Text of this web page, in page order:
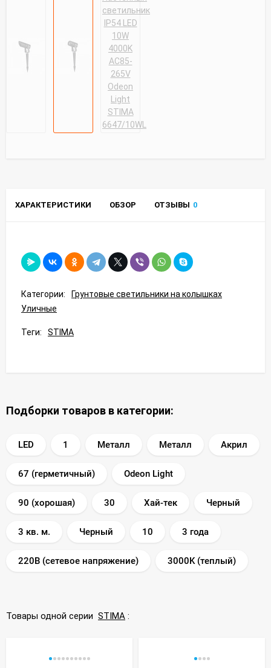
ХАРАКТЕРИСТИКИ ОБЗОР ОТЗЫВЫ 0
Категории:
Грунтовые светильники на колышках
Уличные
Теги: STIMA
Подборки товаров в категории:
LED 1 Металл Металл Акрил
67 (герметичный) Odeon Light
90 (хорошая) 30 Хай-тек Черный
3 кв. м. Черный 10 3 года
220В (сетевое напряжение) 3000K (теплый)
Товары одной серии STIMA :